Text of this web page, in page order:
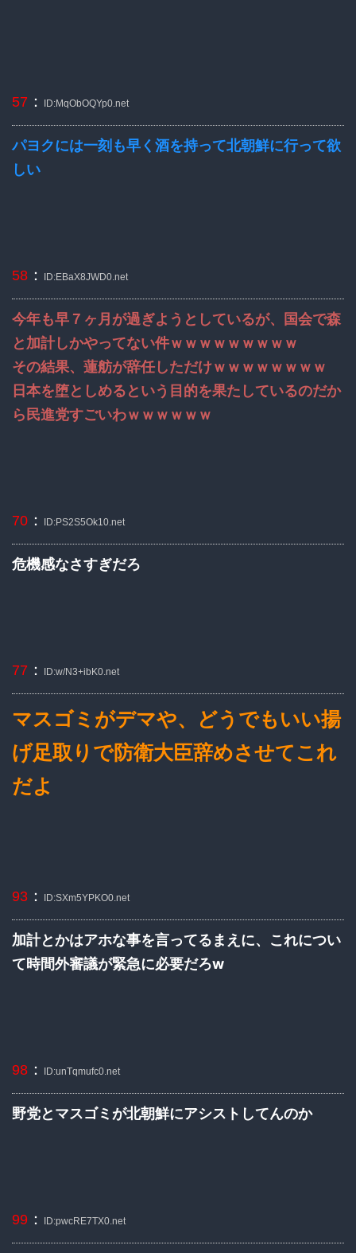
57 ： ID:MqObOQYp0.net
パヨクには一刻も早く酒を持って北朝鮮に行って欲
しい
58 ： ID:EBaX8JWD0.net
今年も早７ヶ月が過ぎようとしているが、国会で森
と加計しかやってない件ｗｗｗｗｗｗｗｗｗ
その結果、蓮舫が辞任しただけｗｗｗｗｗｗｗｗ
日本を堕としめるという目的を果たしているのだか
ら民進党すごいわｗｗｗｗｗｗ
70 ： ID:PS2S5Ok10.net
危機感なさすぎだろ
77 ： ID:w/N3+ibK0.net
マスゴミがデマや、どうでもいい揚
げ足取りで防衛大臣辞めさせてこれ
だよ
93 ： ID:SXm5YPKO0.net
加計とかはアホな事を言ってるまえに、これについ
て時間外審議が緊急に必要だろw
98 ： ID:unTqmufc0.net
野党とマスゴミが北朝鮮にアシストしてんのか
99 ： ID:pwcRE7TX0.net